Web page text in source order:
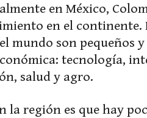
en México,
en el continente.
mundo son pequeños
tecnología,
salud y agro.
la región es que hay